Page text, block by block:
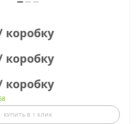
коробку
коробку
коробку
КУПИТЬ В 1 КЛИК